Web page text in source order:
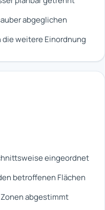
abgeglichen
weitere Einordnung
eingeordnet
betroffenen Flächen
abgestimmt